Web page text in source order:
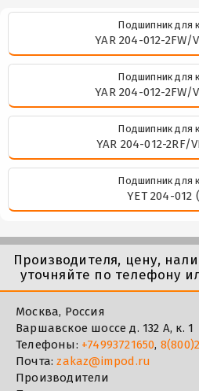
Подшипник для
YAR 204-012-2FW/
Подшипник для
YAR 204-012-2FW/
Подшипник для
YAR 204-012-2RF/
Подшипник для
YET 204-012
Производителя, цену,
уточняйте по телефону
Москва, Россия
Варшавское шоссе д. 132 А, к. 1
Телефоны: +74993721650,
Почта:zakaz@impod.ru
Производители